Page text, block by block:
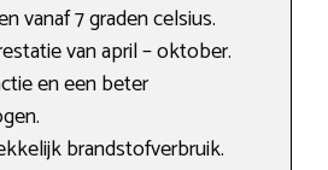
vanaf 7 graden celsius.
van april – oktober.
en een beter
brandstofverbruik.